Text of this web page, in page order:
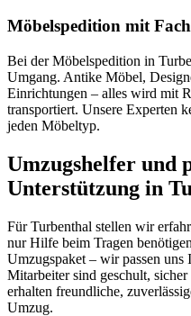
Möbelspedition mit
Bei der Möbelspedition in
Umgang. Antike Möbel,
Einrichtungen – alles wird mit
transportiert. Unsere Experten
jeden Möbeltyp.
Umzugshelfer und
Unterstützung in
Für Turbenthal stellen wir
nur Hilfe beim Tragen
Umzugspaket – wir passen uns
Mitarbeiter sind geschult,
erhalten freundliche,
Umzug.